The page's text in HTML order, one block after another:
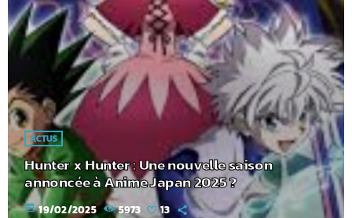
ACTUS
Hunter x Hunter : Une nouvelle saison
annoncée à Anime Japan 2025 ?
today 19/02/2025 5973 13